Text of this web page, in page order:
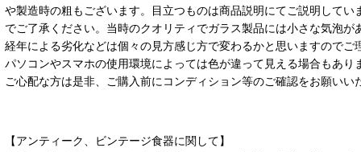
や製造時の粗もございます。目立つものは商品説明にてご説明して
でご了承ください。当時のクオリティでガラス製品には小さな気泡が
経年による劣化などは個々の見方感じ方で変わるかと思いますのでご
パソコンやスマホの使用環境によっては色が違って見える場合もあ
ご心配な方は是非、ご購入前にコンディション等のご確認をお願い
【アンティーク、ビンテージ食器に関して】